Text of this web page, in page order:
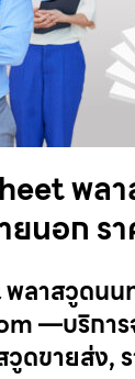
พ
ายนอก
ลาสวูดน
—บริกา
ดขายส่ง,